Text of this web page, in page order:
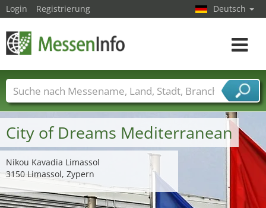
City of Dreams Mediterranean
Nikou Kavadia Limassol
3150 Limassol, Zypern
Login Registrierung Deutsch
Toggle
Messenamen Länder Städte
Branchen
Dienstleisterbranchen